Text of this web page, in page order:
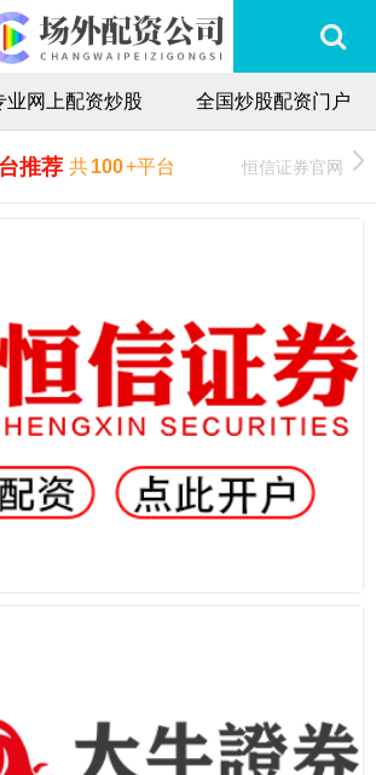
业网上配资炒股 全国炒股配资门户
推荐 共100+平台 恒信证券官网